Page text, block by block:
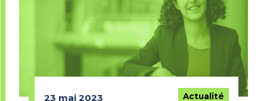
23 mai 2023 Actualité